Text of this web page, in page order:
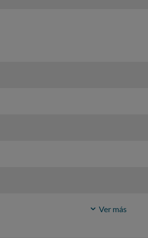
Ver más